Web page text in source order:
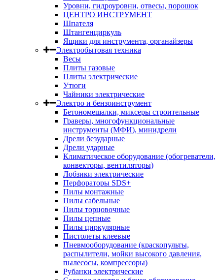
Уровни, гидроуровни, отвесы, порошок
ЦЕНТРО ИНСТРУМЕНТ
Шпателя
Штангенциркуль
Ящики для инструмента, органайзеры
Электробытовая техника
Весы
Плиты газовые
Плиты электрические
Утюги
Чайники электрические
Электро и бензоинструмент
Бетономешалки, миксеры строительные
Граверы, многофункциональные
инструменты (МФИ), минидрели
Дрели безударные
Дрели ударные
Климатическое оборудование (обогреватели,
конвекторы, вентиляторы)
Лобзики электрические
Перфораторы SDS+
Пилы монтажные
Пилы сабельные
Пилы торцовочные
Пилы цепные
Пилы циркулярные
Пистолеты клеевые
Пневмооборудование (краскопульты,
распылители, мойки высокого давления,
пылесосы, компрессоры)
Рубанки электрические